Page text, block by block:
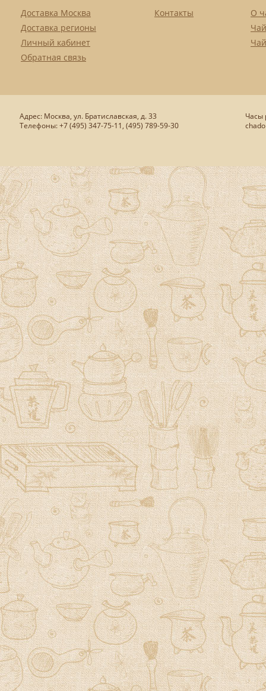
Доставка Москва
Доставка регионы
Личный кабинет
Обратная связь
Контакты
О
Адрес: Москва, ул. Братиславская, д. 33
Телефоны: +7 (495) 347-75-11, (495) 789-59-30
Часы